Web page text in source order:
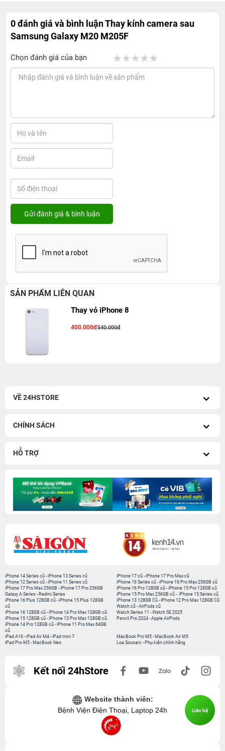
0 đánh giá và bình luậnThay kính camera sau
Samsung Galaxy M20 M205F
Chọn đánh giá của bạn
SẢN PHẨM LIÊN QUAN
Thay vỏ iPhone 8
400.000đ540.000đ
VỀ 24HSTORE
CHÍNH SÁCH
HỖ TRỢ
iPhone 14 Series cũ -iPhone 13 Series cũ
iPhone 12 Series cũ -iPhone 11 Series cũ
iPhone 17 Pro Max 256GB -iPhone 17 Pro 256GB
Galaxy A Series - Redmi Series
iPhone 17 cũ-iPhone 17 Pro Max cũ
iPhone 16 Series cũ- iPhone 16 Pro Max 256GB cũ
iPhone 16 Pro 128GB cũ-iPhone 15 Pro 128GB cũ
iPhone 15 Pro Max 256GB cũ- iPhone 15 Series cũ
iPhone 16 Plus 128GB cũ -iPhone 15 Plus 128GB
cũ
iPhone 16 128GB cũ -iPhone 14 Pro Max 128GB cũ
iPhone 15 128GB cũ -iPhone 13 Pro Max 128GB cũ
iPhone 14 Pro 128GB cũ -iPhone 11 Pro Max 64GB
cũ
iPhone 13 128GB Cũ-iPhone 12 Pro Max 128GB Cũ
Watch cũ-AirPods cũ
Watch Series 11 -Watch SE 2025
Pencil Pro 2024-Apple AirPods
iPad A16 -iPad Air M4 -iPad mini 7
iPad Pro M5 - MacBook Neo
MacBook Pro M5- MacBook Air M5
Loa Sounarc- Phụ kiện chính hãng
Kết nối 24hStore
Website thành viên:
Bệnh Viện Điện Thoại, Laptop 24h
Liên hệ